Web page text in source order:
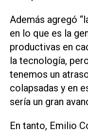
Además agregó
en lo que es la
productivas en
la tecnología,
tenemos un
colapsadas y en
sería un gran
En tanto, Emilio